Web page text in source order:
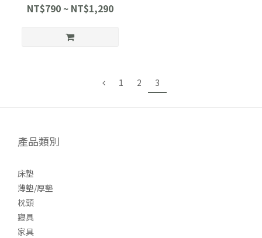
NT$790 ~ NT$1,290
1 2 3
產品類別
床墊
薄墊/厚墊
枕頭
寢具
家具